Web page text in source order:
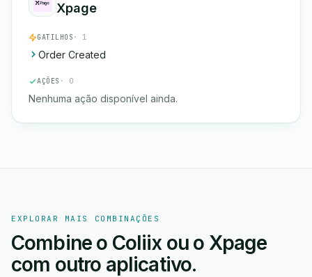
Xpage
GATILHOS · 1
Order Created
AÇÕES · 0
Nenhuma ação disponível ainda.
EXPLORAR MAIS COMBINAÇÕES
Combine o Coliix ou o Xpage
com outro aplicativo.